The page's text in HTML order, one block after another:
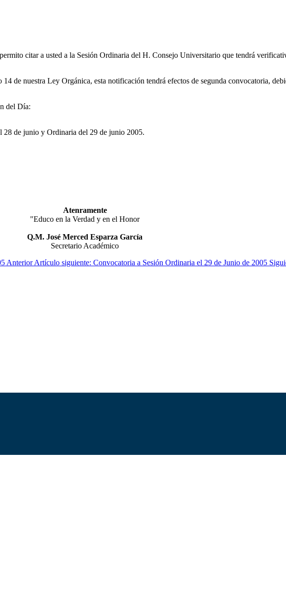
citar a usted a la Sesión Ordinaria del H. Consejo Universitario que tendrá
de nuestra Ley Orgánica, esta notificación tendrá efectos de segunda convocatoria,
del Día:
28 de junio y Ordinaria del 29 de junio 2005.
Atenramente
"Educo en la Verdad y en el Honor
Q.M. José Merced Esparza García
Secretario Académico
Anterior Artículo siguiente: Convocatoria a Sesión Ordinaria el 29 de Junio de 2005